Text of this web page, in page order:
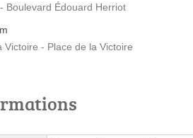
Boulevard Édouard Herriot
Victoire - Place de la Victoire